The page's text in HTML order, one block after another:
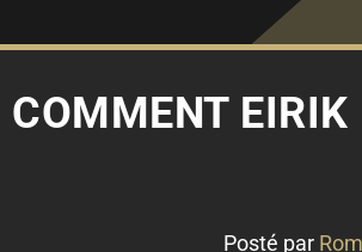
COMMENT EIRIK
Posté par